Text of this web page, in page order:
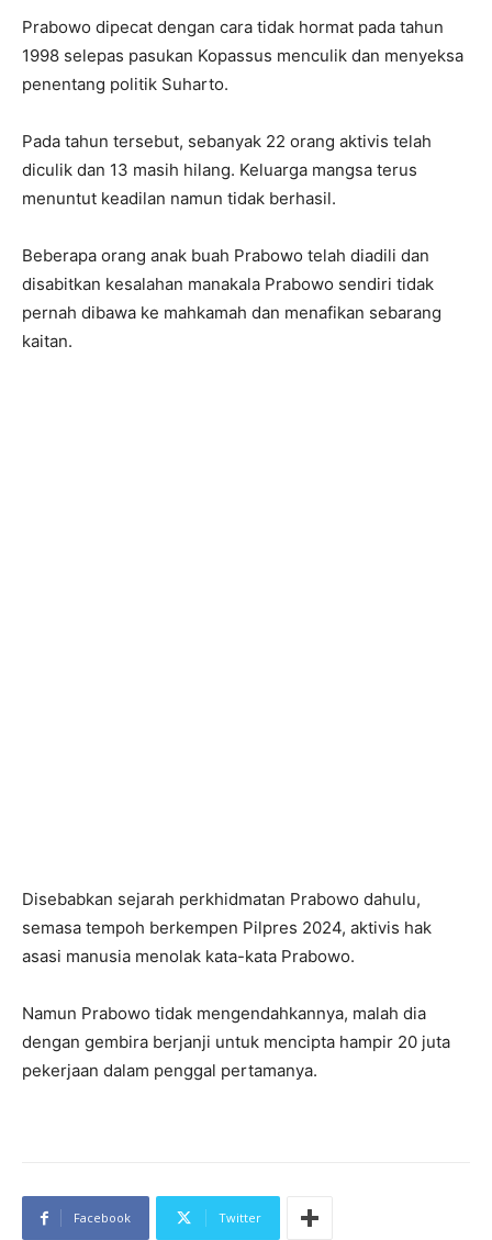
Prabowo dipecat dengan cara tidak hormat pada tahun
1998 selepas pasukan Kopassus menculik dan menyeksa
penentang politik Suharto.
Pada tahun tersebut, sebanyak 22 orang aktivis telah
diculik dan 13 masih hilang. Keluarga mangsa terus
menuntut keadilan namun tidak berhasil.
Beberapa orang anak buah Prabowo telah diadili dan
disabitkan kesalahan manakala Prabowo sendiri tidak
pernah dibawa ke mahkamah dan menafikan sebarang
kaitan.
Disebabkan sejarah perkhidmatan Prabowo dahulu,
semasa tempoh berkempen Pilpres 2024, aktivis hak
asasi manusia menolak kata-kata Prabowo.
Namun Prabowo tidak mengendahkannya, malah dia
dengan gembira berjanji untuk mencipta hampir 20 juta
pekerjaan dalam penggal pertamanya.
Facebook Twitter